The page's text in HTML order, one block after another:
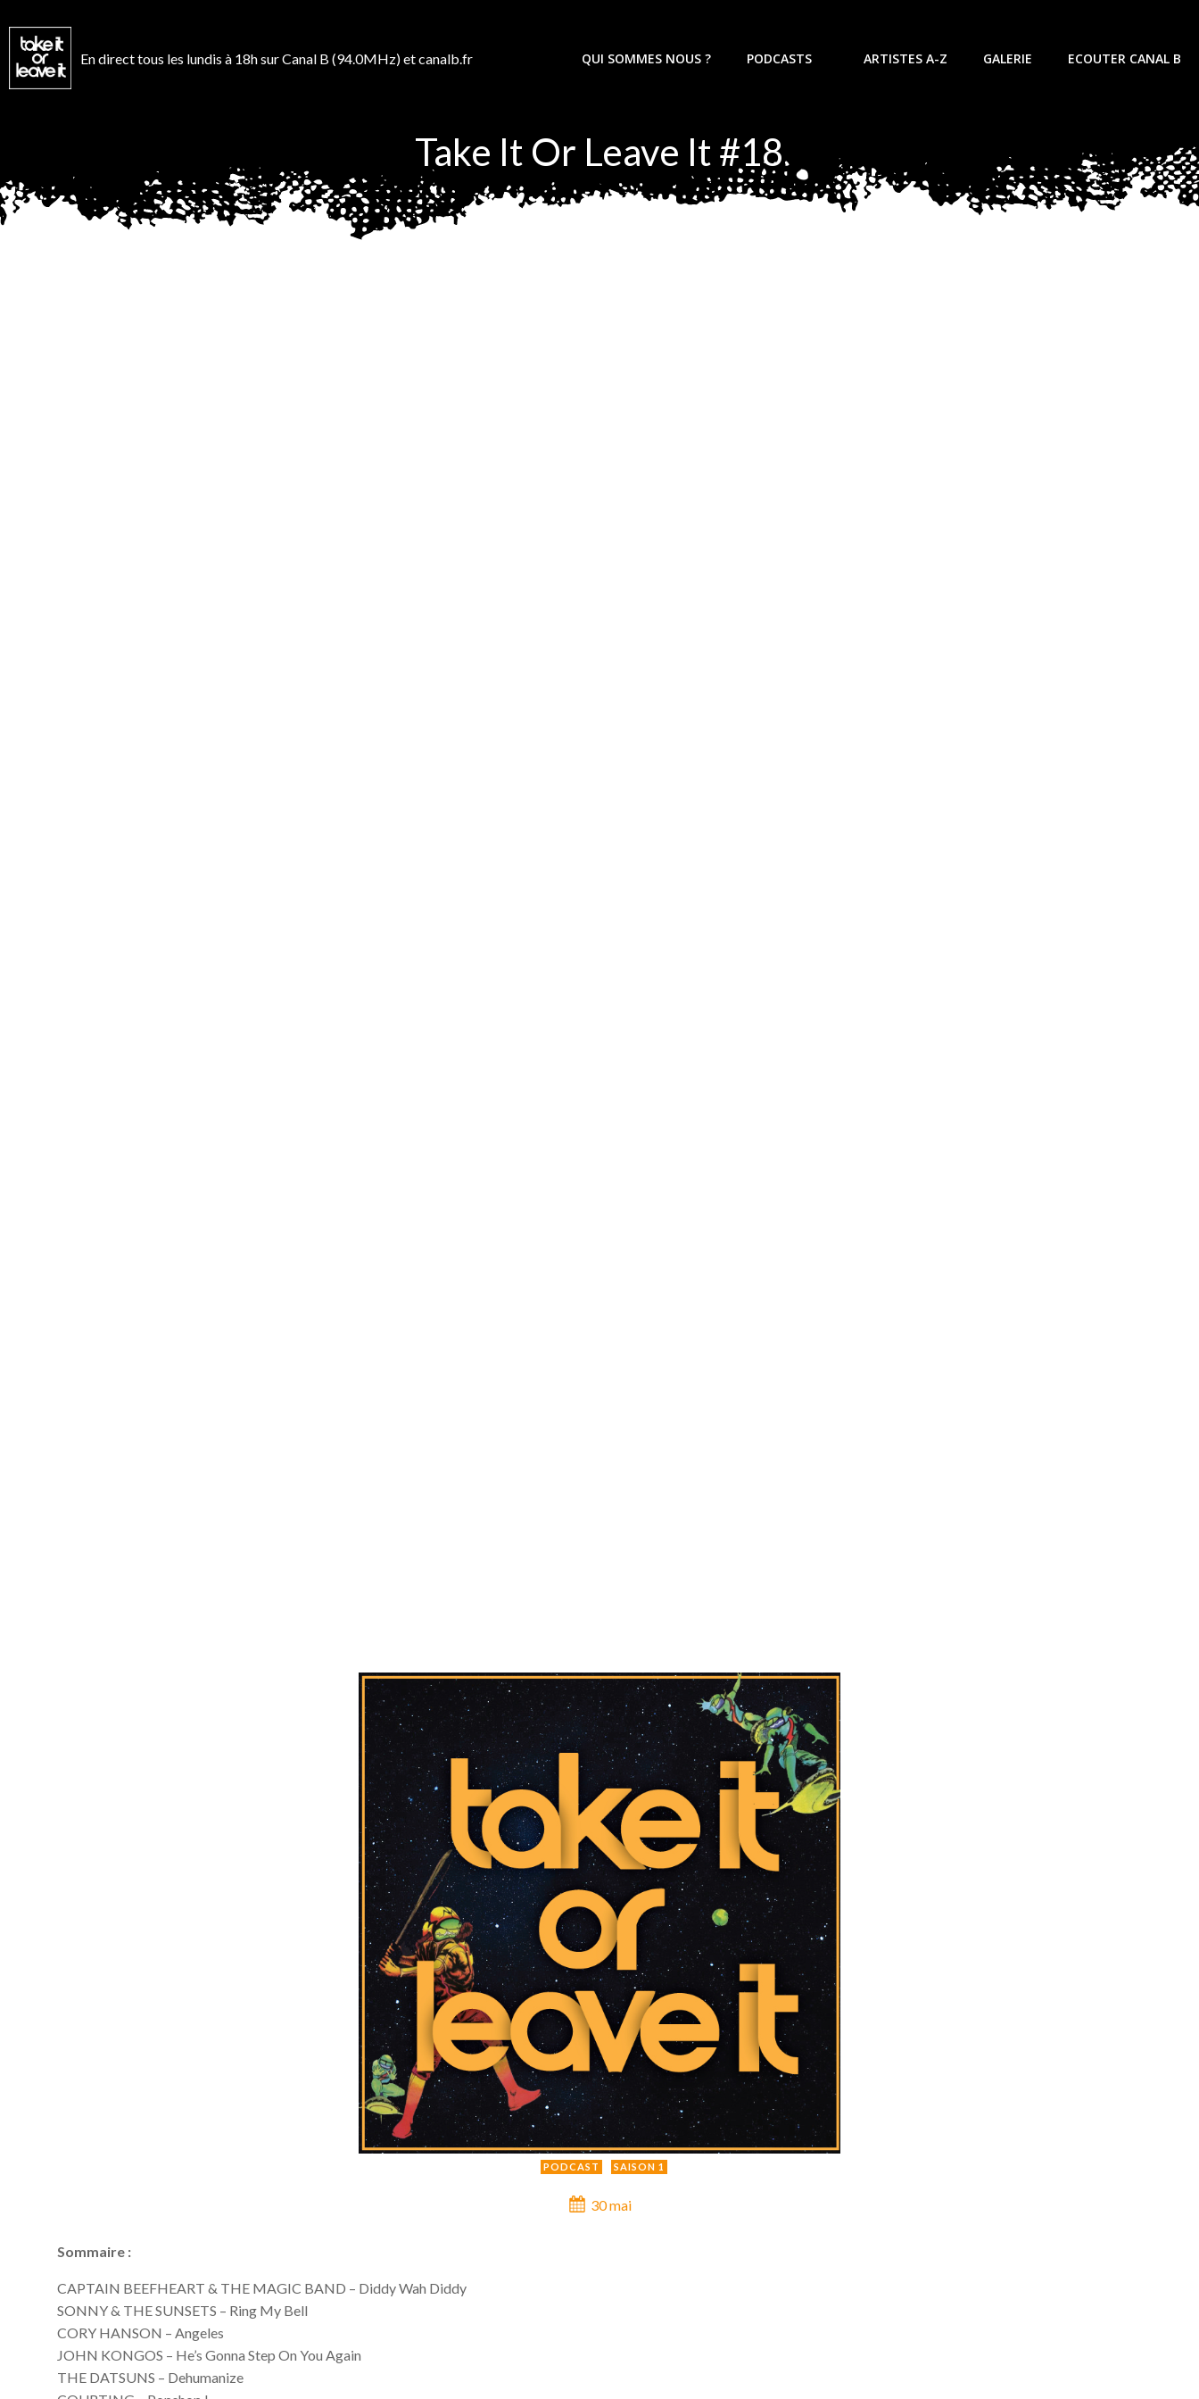
au
contenu
En direct tous les lundis à 18h sur Canal B (94.0MHz) et canalb.fr QUI SOMMES NOUS ? PODCASTS ARTISTES A-Z GALERIE ECOUTER CANAL B
Take It Or Leave It #18
PODCAST SAISON 1
30 mai
Sommaire :
CAPTAIN BEEFHEART & THE MAGIC BAND – Diddy Wah Diddy
SONNY & THE SUNSETS – Ring My Bell
CORY HANSON – Angeles
JOHN KONGOS – He’s Gonna Step On You Again
THE DATSUNS – Dehumanize